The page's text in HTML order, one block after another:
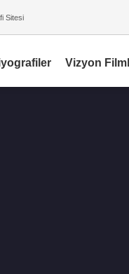
Sitesi
Vizyon